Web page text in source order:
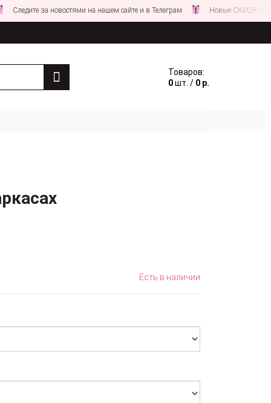
за новостями на нашем сайте и в Телеграм Новые СКИДКИ совсем
Товаров:
0шт. / 0 р.
Есть в наличии